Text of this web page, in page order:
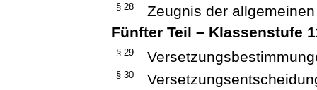
§ 28
Zeugnis der
Fünfter Teil – Klassenstufe
§ 29
§ 30